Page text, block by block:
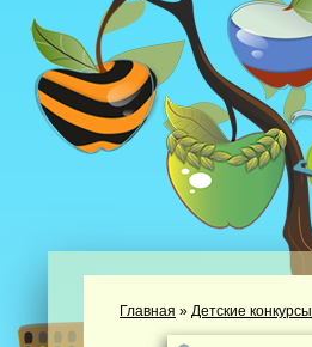
Главная » Детские конкурсы